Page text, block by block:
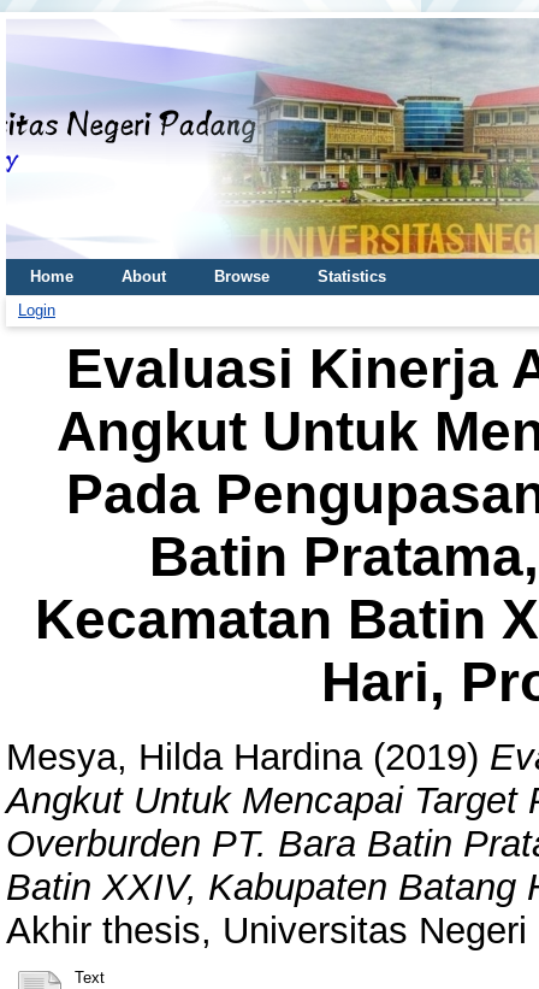
Home About Browse
Statistics
Login
Evaluasi Kinerja
Angkut Untuk
Pada
Batin
Kecamatan Batin
Hari,
Mesya, Hilda Hardina(2019)
Angkut Untuk Mencapai Target
Overburden PT. Bara Batin
Batin XXIV, Kabupaten Batang
Akhir thesis, Universitas Negeri
Text